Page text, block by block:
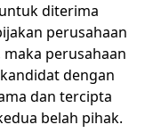
diterima
perusahaan
perusahaan
dengan
dan tercipta
belah pihak.